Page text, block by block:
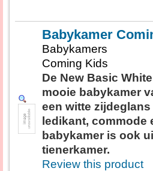
Babykamer
Babykamers
Coming Kids
De New Basic
mooie babykamer
een witte
ledikant, commode
babykamer is ook
tienerkamer.
Review this product